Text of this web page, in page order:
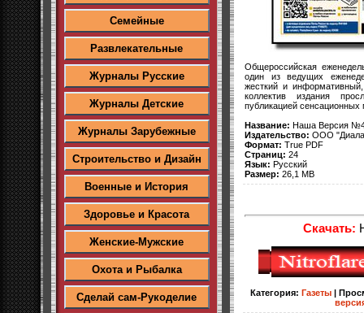
Семейные
Развлекательные
Журналы Русские
Журналы Детские
Журналы Зарубежные
Строительство и Дизайн
Военные и История
Здоровье и Красота
Женские-Мужские
Охота и Рыбалка
Сделай сам-Рукоделие
Общероссийская
один из ведущих
жесткий и
коллектив издания
публикацией сенсационных
Название: Наша Версия
Издательство: ООО
Формат: True PDF
Страниц: 24
Язык: Русский
Размер: 26,1 MB
Скачать:
Категория: Газеты